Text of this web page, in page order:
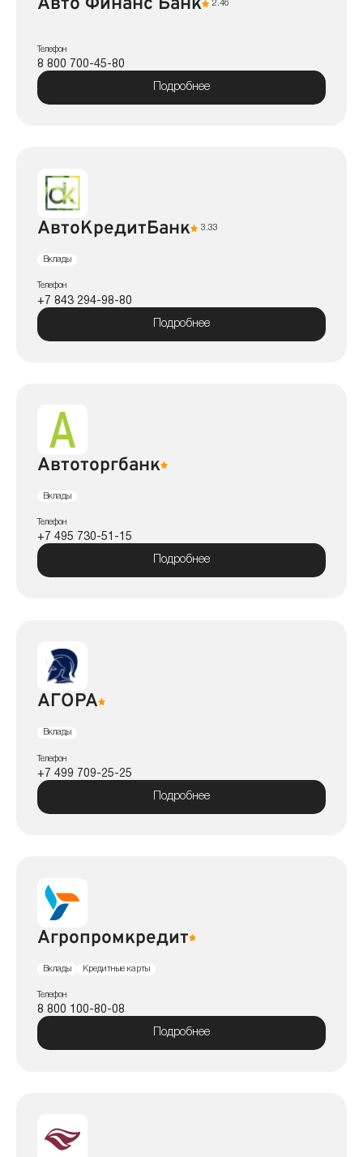
2.46
Телефон
8 800 700-45-80
Подробнее
АвтоКредитБанк 3.33
Вклады
Телефон
+7 843 294-98-80
Подробнее
Автоторгбанк
Вклады
Телефон
+7 495 730-51-15
Подробнее
АГОРА
Вклады
Телефон
+7 499 709-25-25
Подробнее
Агропромкредит
Вклады Кредитные карты
Телефон
8 800 100-80-08
Подробнее